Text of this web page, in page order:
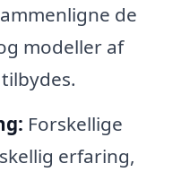
de
modeller af
Forskellige
erfaring,